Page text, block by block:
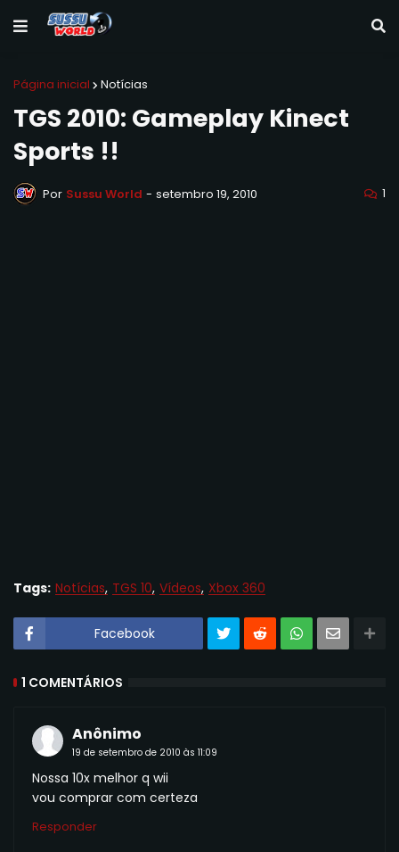
Página inicial Notícias
TGS 2010: Gameplay Kinect
Sports !!
Por Sussu World - setembro 19, 2010 1
Tags: Notícias TGS 10 Vídeos Xbox 360
Facebook
1 COMENTÁRIOS
Anônimo
19 de setembro de 2010 às 11:09
Nossa 10x melhor q wii
vou comprar com certeza
Responder